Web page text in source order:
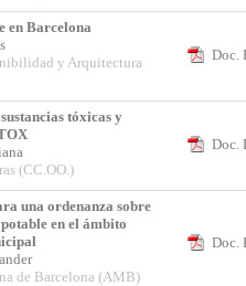
en Barcelona
y Arquitectura
Doc.
tóxicas y
(CC.OO.)
Doc.
una ordenanza sobre
en el ámbito
de Barcelona (AMB)
Doc.